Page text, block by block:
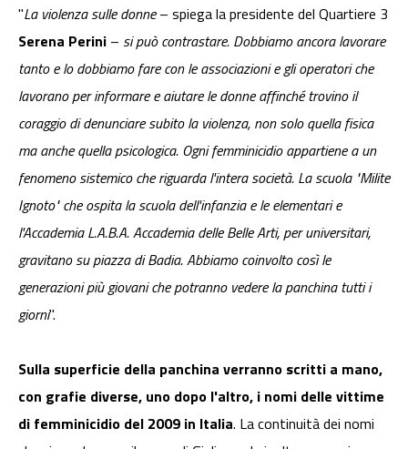
"La violenza sulle donne– spiega la presidente del Quartiere 3
Serena Perini – si può contrastare. Dobbiamo ancora lavorare
tanto e lo dobbiamo fare con le associazioni e gli operatori che
lavorano per informare e aiutare le donne affinché trovino il
coraggio di denunciare subito la violenza, non solo quella fisica
ma anche quella psicologica. Ogni femminicidio appartiene a un
fenomeno sistemico che riguarda l'intera società. La scuola "Milite
Ignoto" che ospita la scuola dell'infanzia e le elementari e
l'Accademia L.A.B.A. Accademia delle Belle Arti, per universitari,
gravitano su piazza di Badia. Abbiamo coinvolto così le
generazioni più giovani che potranno vedere la panchina tutti i
giorni".
Sulla superficie della panchina verranno scritti a mano,
con grafie diverse, uno dopo l'altro, i nomi delle vittime
di femminicidio del 2009 in Italia. La continuità dei nomi